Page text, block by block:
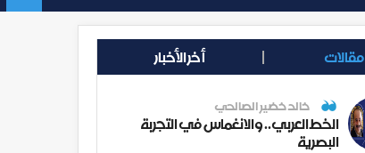
مقالات أخر الأخبار
خالد خضير الصالحي
الخط العربي.. والانغماس في التجربة
البصرية